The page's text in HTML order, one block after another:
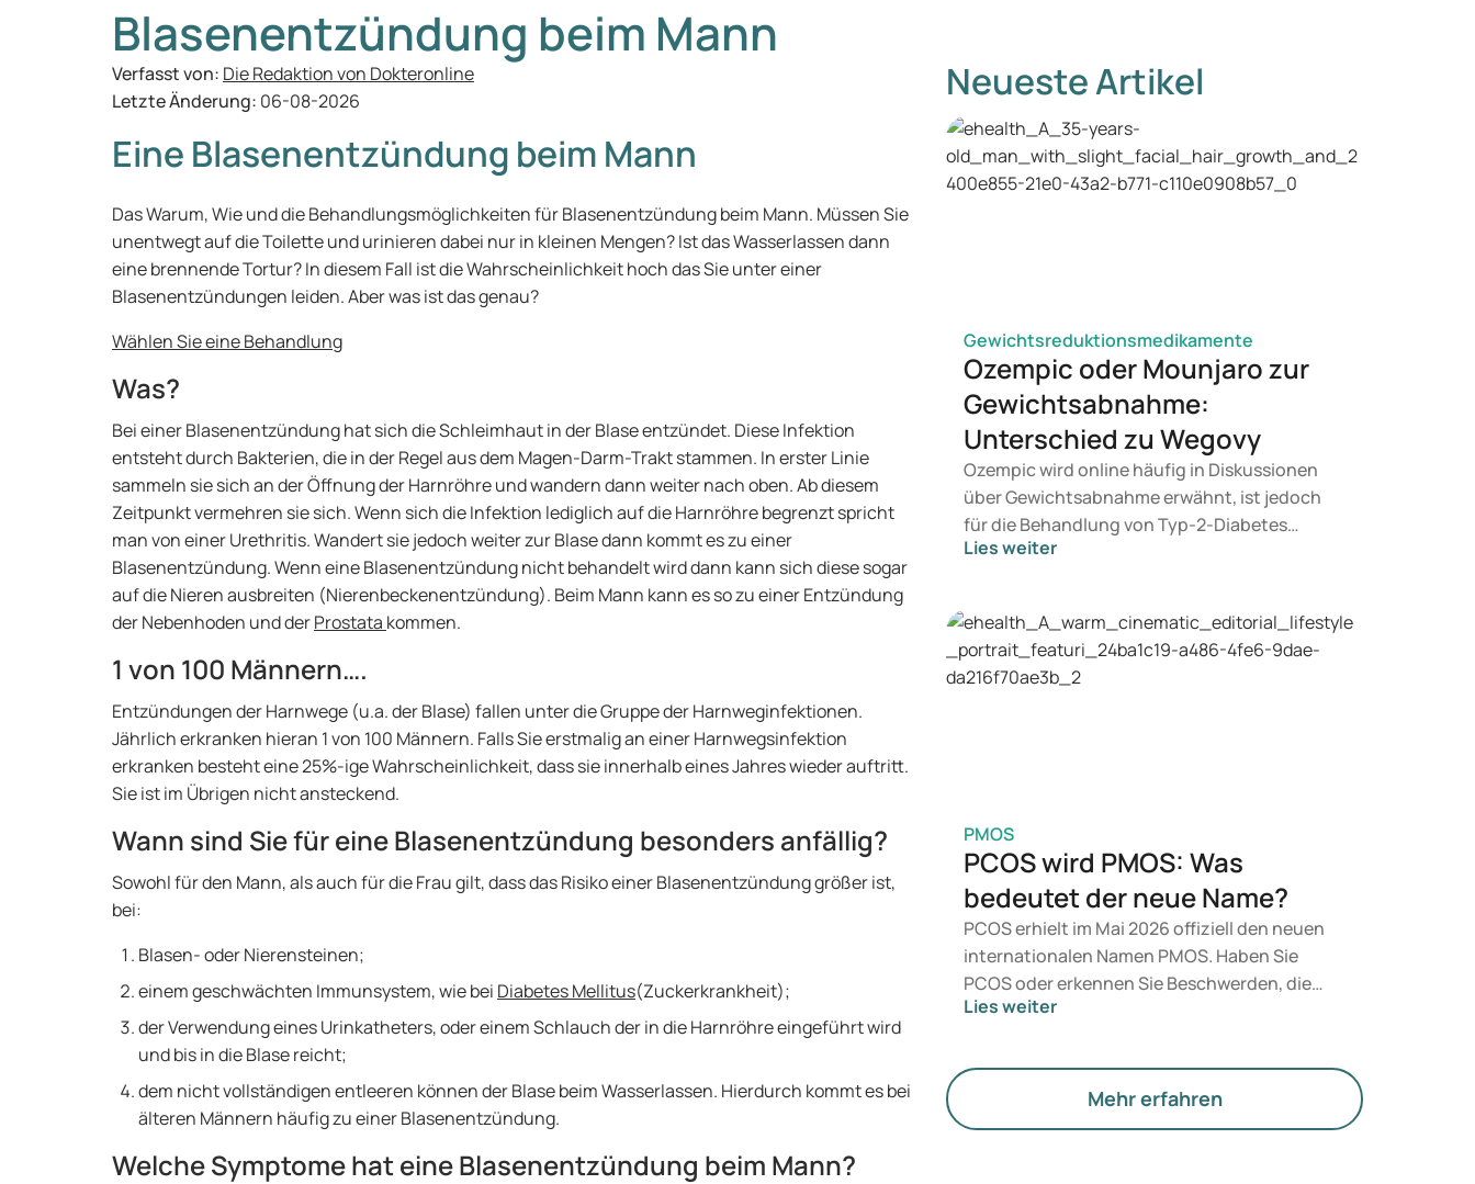
Blasenentzündung beim Mann
Verfasst von: Die Redaktion von Dokteronline
Letzte Änderung: 06-08-2026
Eine Blasenentzündung beim Mann
Das Warum, Wie und die Behandlungsmöglichkeiten für Blasenentzündung beim Mann. Müssen Sie
unentwegt auf die Toilette und urinieren dabei nur in kleinen Mengen? Ist das Wasserlassen dann
eine brennende Tortur? In diesem Fall ist die Wahrscheinlichkeit hoch das Sie unter einer
Blasenentzündungen leiden. Aber was ist das genau?
Wählen Sie eine Behandlung
Was?
Bei einer Blasenentzündung hat sich die Schleimhaut in der Blase entzündet. Diese Infektion
entsteht durch Bakterien, die in der Regel aus dem Magen-Darm-Trakt stammen. In erster Linie
sammeln sie sich an der Öffnung der Harnröhre und wandern dann weiter nach oben. Ab diesem
Zeitpunkt vermehren sie sich. Wenn sich die Infektion lediglich auf die Harnröhre begrenzt spricht
man von einer Urethritis. Wandert sie jedoch weiter zur Blase dann kommt es zu einer
Blasenentzündung. Wenn eine Blasenentzündung nicht behandelt wird dann kann sich diese sogar
auf die Nieren ausbreiten (Nierenbeckenentzündung). Beim Mann kann es so zu einer Entzündung
der Nebenhoden und derProstata kommen.
1 von 100 Männern….
Entzündungen der Harnwege (u.a. der Blase) fallen unter die Gruppe der Harnweginfektionen.
Jährlich erkranken hieran 1 von 100 Männern. Falls Sie erstmalig an einer Harnwegsinfektion
erkranken besteht eine 25%-ige Wahrscheinlichkeit, dass sie innerhalb eines Jahres wieder auftritt.
Sie ist im Übrigen nicht ansteckend.
Wann sind Sie für eine Blasenentzündung besonders anfällig?
Sowohl für den Mann, als auch für die Frau gilt, dass das Risiko einer Blasenentzündung größer ist,
bei:
Blasen- oder Nierensteinen;
einem geschwächten Immunsystem, wie bei Diabetes Mellitus(Zuckerkrankheit);
der Verwendung eines Urinkatheters, oder einem Schlauch der in die Harnröhre eingeführt wird
und bis in die Blase reicht;
dem nicht vollständigen entleeren können der Blase beim Wasserlassen. Hierdurch kommt es bei
älteren Männern häufig zu einer Blasenentzündung.
Welche Symptome hat eine Blasenentzündung beim Mann?
Neueste Artikel
Gewichtsreduktionsmedikamente
Ozempic oder Mounjaro zur
Gewichtsabnahme:
Unterschied zu Wegovy
Ozempic wird online häufig in Diskussionen
über Gewichtsabnahme erwähnt, ist jedoch
für die Behandlung von Typ-2-Diabetes
vorgesehen. Suchen Sie eine Therapie zur
Betracht. Welche Behandlung für Sie geeignet
ist, entscheidet ein Arzt auf Grundlage Ihrer
Gesundheit, Ihres BMI und Ihres
Lies weiter
PMOS
PCOS wird PMOS: Was
bedeutet der neue Name?
PCOS erhielt im Mai 2026 offiziell den neuen
internationalen Namen PMOS. Haben Sie
PCOS oder erkennen Sie Beschwerden, die
dazu passen? Medizinisch ändert sich
mehr Gewicht auf Hormone, den Stoffwechsel
und die Funktion der Eierstöcke.
Lies weiter
Mehr erfahren